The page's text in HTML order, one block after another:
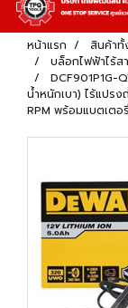
หน้าแรก สินค้า
บล็อกไฟฟ้าไร้ส
DCF901P1G-
น้ำหนักเบา) ไร้แปร
RPM พร้อมแบตเตอ